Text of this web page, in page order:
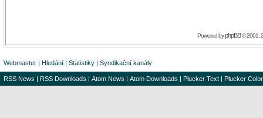
Powered byphpBB© 2001,
Webmaster | Hledání | Statistiky | Syndikační kanály
RSS News | RSS Downloads | Atom News | Atom Downloads | Plucker Text | Plucker Color